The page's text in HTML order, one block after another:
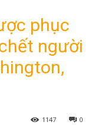
phục
người
0
1147